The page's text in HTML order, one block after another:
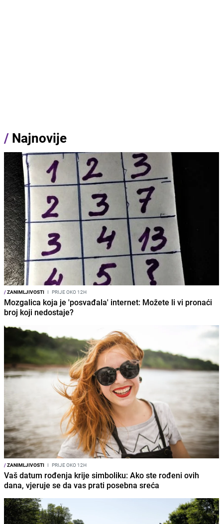
/ Najnovije
/ZANIMLJIVOSTI I PRIJE OKO 12H
Mozgalica koja je 'posvađala' internet: Možete li vi pronaći
broj koji nedostaje?
/ZANIMLJIVOSTI I PRIJE OKO 12H
Vaš datum rođenja krije simboliku: Ako ste rođeni ovih
dana, vjeruje se da vas prati posebna sreća